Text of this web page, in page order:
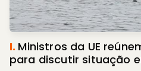
I. Ministros da UE
para discutir situação